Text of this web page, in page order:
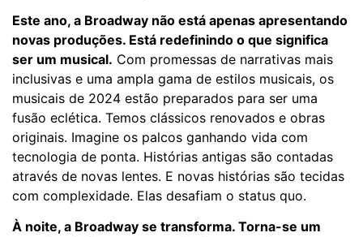
Este ano, a Broadway não está apenas apresentando
novas produções. Está redefinindo o que significa
ser um musical. Com promessas de narrativas mais
inclusivas e uma ampla gama de estilos musicais, os
musicais de 2024 estão preparados para ser uma
fusão eclética. Temos clássicos renovados e obras
originais. Imagine os palcos ganhando vida com
tecnologia de ponta. Histórias antigas são contadas
através de novas lentes. E novas histórias são tecidas
com complexidade. Elas desafiam o status quo.
À noite, a Broadway se transforma. Torna-se um